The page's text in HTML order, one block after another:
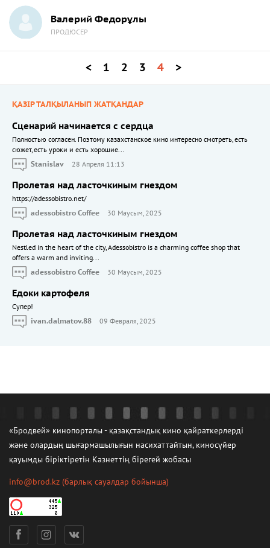
Валерий Федорұлы
ПРОДЮСЕР
< 1 2 3 4 >
ҚАЗІР ТАЛҚЫЛАНЫП ЖАТҚАНДАР
Сценарий начинается с сердца
Полностью согласен. Поэтому казахстанское кино интересно смотреть, есть
сюжет, есть уроки и есть хорошие...
Stanislav
28 Апреля 11:13
Пролетая над ласточкиным гнездом
https://adessobistro.net/
adessobistro Coffee
30 Маусым, 2025
Пролетая над ласточкиным гнездом
Nestled in the heart of the city, Adessobistro is a charming coffee shop that
offers a warm and inviting...
adessobistro Coffee
30 Маусым, 2025
Едоки картофеля
Cупер!
ivan.dalmatov.88
09 Февраля, 2025
«Бродвей» кинопорталы - қазақстандық кино қайраткерлерді
және олардың шығармашылығын насихаттайтын, киносүйер
қауымды біріктіретін Казнеттің бірегей жобасы
info@brod.kz (барлық сауалдар бойынша)